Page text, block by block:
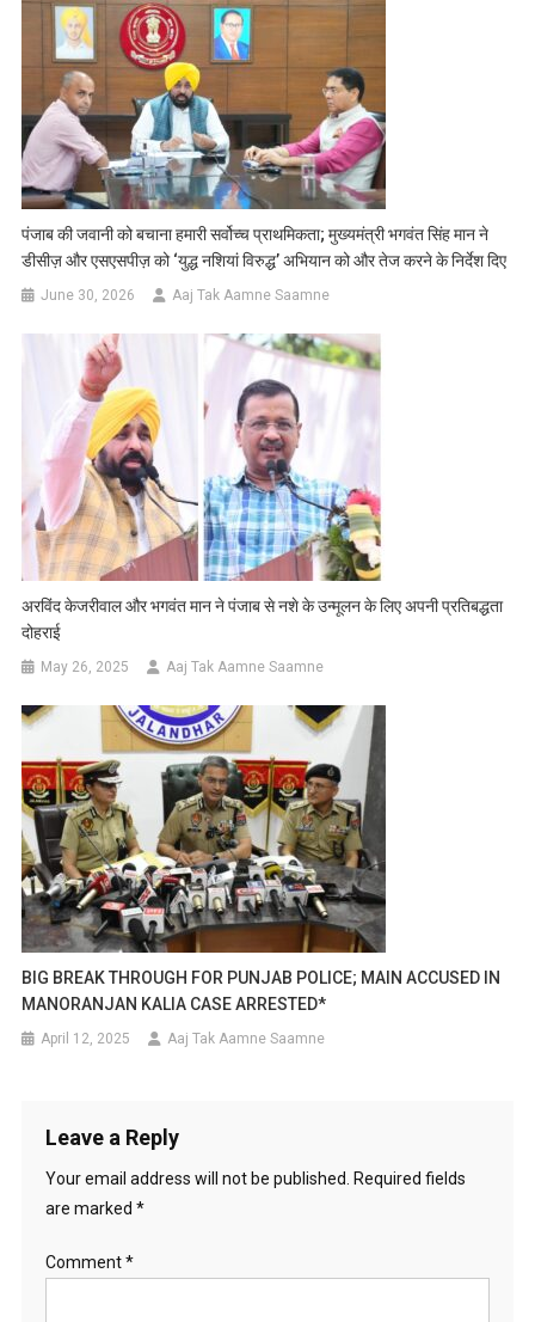
पंजाब की जवानी को बचाना हमारी सर्वोच्च प्राथमिकता; मुख्यमंत्री भगवंत सिंह मान ने
डीसीज़ और एसएसपीज़ को ‘युद्ध नशियां विरुद्ध’ अभियान को और तेज करने के निर्देश दिए
June 30, 2026 Aaj Tak Aamne Saamne
अरविंद केजरीवाल और भगवंत मान ने पंजाब से नशे के उन्मूलन के लिए अपनी प्रतिबद्धता
दोहराई
May 26, 2025 Aaj Tak Aamne Saamne
BIG BREAK THROUGH FOR PUNJAB POLICE; MAIN ACCUSED IN
MANORANJAN KALIA CASE ARRESTED*
April 12, 2025 Aaj Tak Aamne Saamne
Leave a Reply
Your email address will not be published.
Required fields
are marked *
Comment*